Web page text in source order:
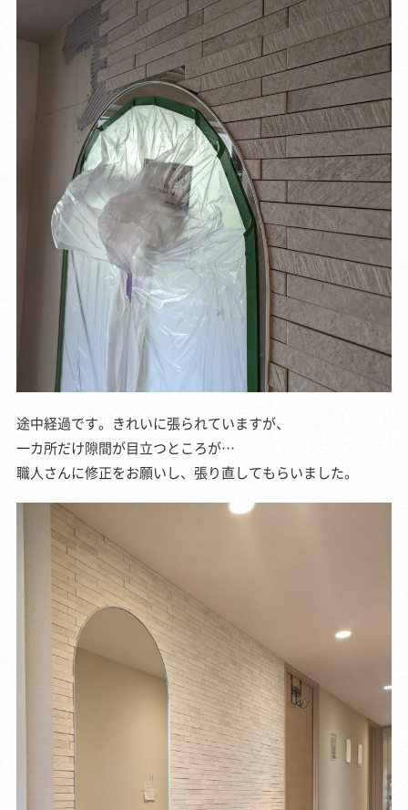
途中経過です。きれいに張られていますが、
一カ所だけ隙間が目立つところが…
職人さんに修正をお願いし、張り直してもらいました。